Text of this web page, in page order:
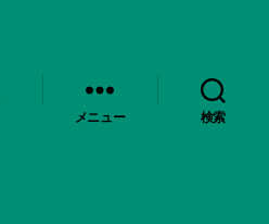
メニュー 検索